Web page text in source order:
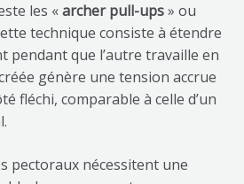
les «archer pull-ups» ou
technique consiste à étendre
pendant que l’autre travaille en
génère une tension accrue
fléchi, comparable à celle d’un
pectoraux nécessitent une